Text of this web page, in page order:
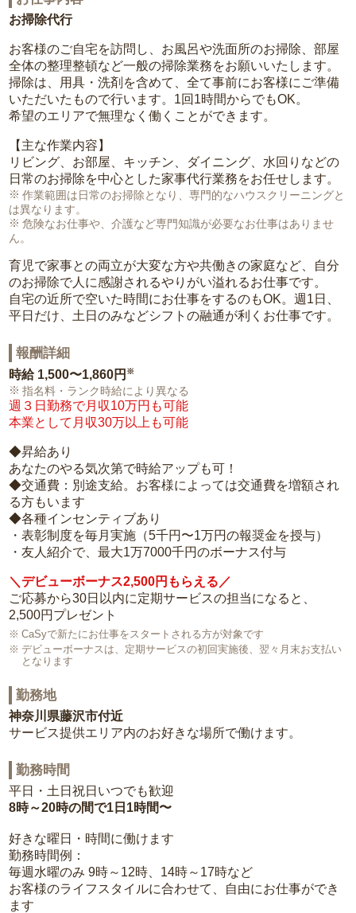
お掃除代行
お客様のご自宅を訪問し、お風呂や洗面所のお掃除、部屋
全体の整理整頓など一般の掃除業務をお願いいたします。
掃除は、用具・洗剤を含めて、全て事前にお客様にご準備
いただいたもので行います。1回1時間からでもOK。
希望のエリアで無理なく働くことができます。
【主な作業内容】
リビング、お部屋、キッチン、ダイニング、水回りなどの
日常のお掃除を中心とした家事代行業務をお任せします。
作業範囲は日常のお掃除となり、専門的なハウスクリーニングと
は異なります。
危険なお仕事や、介護など専門知識が必要なお仕事はありませ
ん。
育児で家事との両立が大変な方や共働きの家庭など、自分
のお掃除で人に感謝されるやりがい溢れるお仕事です。
自宅の近所で空いた時間にお仕事をするのもOK。週1日、
平日だけ、土日のみなどシフトの融通が利くお仕事です。
報酬詳細
時給 1,500〜1,860円 ※
指名料・ランク時給により異なる
週３日勤務で月収10万円も可能
本業として月収30万以上も可能
◆昇給あり
あなたのやる気次第で時給アップも可！
◆交通費：別途支給。お客様によっては交通費を増額され
る方もいます
◆各種インセンティブあり
・表彰制度を毎月実施（5千円〜1万円の報奨金を授与）
・友人紹介で、最大1万7000千円のボーナス付与
＼デビューボーナス2,500円もらえる／
ご応募から30日以内に定期サービスの担当になると、
2,500円プレゼント
CaSyで新たにお仕事をスタートされる方が対象です
デビューボーナスは、定期サービスの初回実施後、翌々月末お支払い
となります
勤務地
神奈川県藤沢市付近
サービス提供エリア内のお好きな場所で働けます。
勤務時間
平日・土日祝日いつでも歓迎
8時～20時の間で1日1時間〜
好きな曜日・時間に働けます
勤務時間例：
毎週水曜のみ 9時～12時、14時～17時など
お客様のライフスタイルに合わせて、自由にお仕事ができ
ます